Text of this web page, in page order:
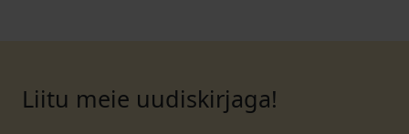
Liitu meie uudiskirjaga!